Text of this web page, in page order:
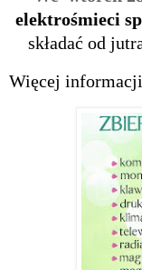
elektrośmieci
składać od
Więcej